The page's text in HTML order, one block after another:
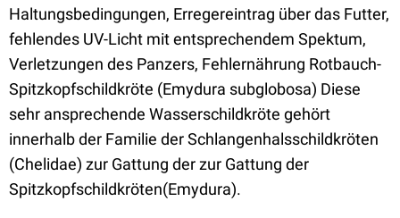
Haltungsbedingungen, Erregereintrag über das Futter,
fehlendes UV-Licht mit entsprechendem Spektum,
Verletzungen des Panzers, Fehlernährung Rotbauch-
Spitzkopfschildkröte (Emydura subglobosa) Diese
sehr ansprechende Wasserschildkröte gehört
innerhalb der Familie der Schlangenhalsschildkröten
(Chelidae) zur Gattung der zur Gattung der
Spitzkopfschildkröten(Emydura).